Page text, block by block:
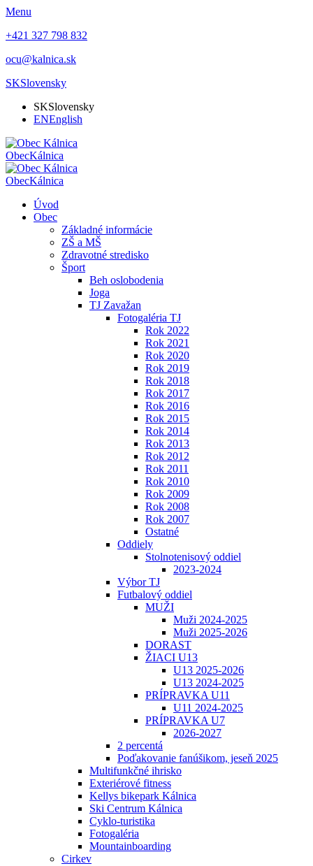
Menu
+421 327 798 832
ocu@kalnica.sk
SKSlovensky
SKSlovensky
ENEnglish
ObecKálnica
ObecKálnica
Úvod
Obec
Základné informácie
ZŠ a MŠ
Zdravotné stredisko
Šport
Beh oslobodenia
Joga
TJ Zavažan
Fotogaléria TJ
Rok 2022
Rok 2021
Rok 2020
Rok 2019
Rok 2018
Rok 2017
Rok 2016
Rok 2015
Rok 2014
Rok 2013
Rok 2012
Rok 2011
Rok 2010
Rok 2009
Rok 2008
Rok 2007
Ostatné
Oddiely
Stolnotenisový oddiel
2023-2024
Výbor TJ
Futbalový oddiel
MUŽI
Muži 2024-2025
Muži 2025-2026
DORAST
ŽIACI U13
U13 2025-2026
U13 2024-2025
PRÍPRAVKA U11
U11 2024-2025
PRÍPRAVKA U7
2026-2027
2 percentá
Poďakovanie fanúšikom, jeseň 2025
Multifunkčné ihrisko
Exteriérové fitness
Kellys bikepark Kálnica
Ski Centrum Kálnica
Cyklo-turistika
Fotogaléria
Mountainboarding
Cirkev